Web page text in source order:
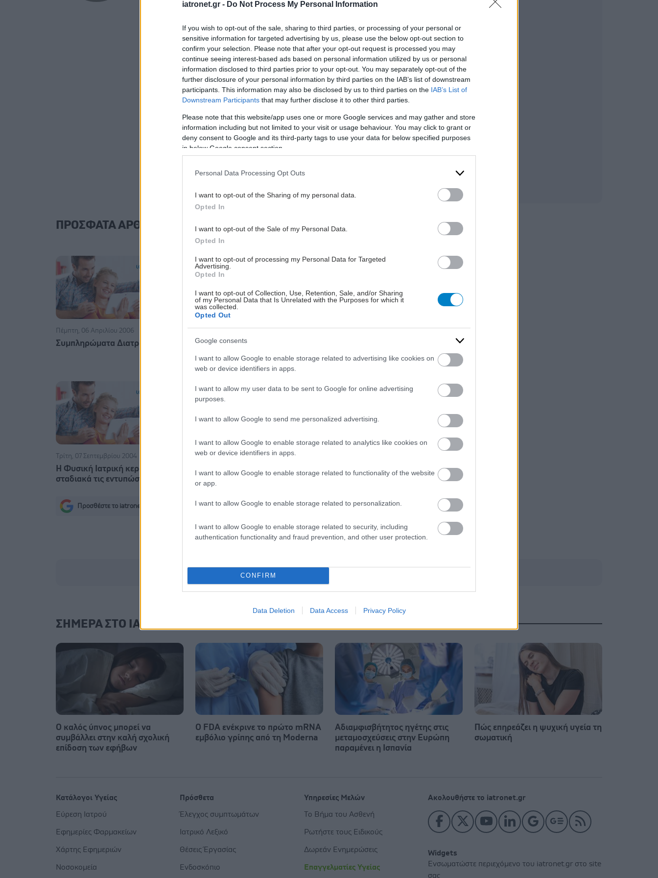
iatronet.gr - Do Not Process My Personal Information
If you wish to opt-out of the sale, sharing to third parties, or processing of your personal or
sensitive information for targeted advertising by us, please use the below opt-out section to
confirm your selection. Please note that after your opt-out request is processed you may
continue seeing interest-based ads based on personal information utilized by us or personal
information disclosed to third parties prior to your opt-out. You may separately opt-out of the
further disclosure of your personal information by third parties on the IAB’s list of downstream
participants. This information may also be disclosed by us to third parties on the IAB’s List of
Downstream Participants that may further disclose it to other third parties.
Please note that this website/app uses one or more Google services and may gather and store
information including but not limited to your visit or usage behaviour. You may click to grant or
deny consent to Google and its third-party tags to use your data for below specified purposes
in below Google consent section.
Personal Data Processing Opt Outs
I want to opt-out of the Sharing of my personal data.
Opted In
I want to opt-out of the Sale of my Personal Data.
Opted In
I want to opt-out of processing my Personal Data for Targeted
Advertising.
Opted In
I want to opt-out of Collection, Use, Retention, Sale, and/or Sharing
of my Personal Data that Is Unrelated with the Purposes for which it
was collected.
Opted Out
Google consents
I want to allow Google to enable storage related to advertising like cookies on
web or device identifiers in apps.
I want to allow my user data to be sent to Google for online advertising
purposes.
I want to allow Google to send me personalized advertising.
I want to allow Google to enable storage related to analytics like cookies on
web or device identifiers in apps.
I want to allow Google to enable storage related to functionality of the website
or app.
I want to allow Google to enable storage related to personalization.
I want to allow Google to enable storage related to security, including
authentication functionality and fraud prevention, and other user protection.
CONFIRM
Data Deletion Data Access Privacy Policy
ΠΡΟΣΦΑΤΑ ΑΡΘΡΑ ΣΥΝΕΡΓΑΤΗ
Πέμπτη, 06 Απριλίου 2006
Συμπληρώματα Διατροφής
Τετάρτη, 01 Δεκεμβρίου 2004
Φυτοθεραπεία
Πέμπτη, 21 Οκτωβρίου 2004
ανθοθεραπεία του δόκτορος
Bach
Τρίτη, 07 Σεπτεμβρίου 2004
Η Φυσική Ιατρική κερδίζει
σταδιακά τις εντυπώσεις
Τετάρτη, 19 Νοεμβρίου 2003
Αρωματοθεραπεία
Το φυσικό φαρμακείο του
σπιτιού
Προσθέστε το iatronet.gr στο Discover
ΣΗΜΕΡΑ ΣΤΟ IATRONET.GR
Ο καλός ύπνος μπορεί να
συμβάλλει στην καλή σχολική
επίδοση των εφήβων
Ο FDA ενέκρινε το πρώτο mRNA
εμβόλιο γρίπης από τη Moderna
Αδιαμφισβήτητος ηγέτης στις
μεταμοσχεύσεις στην Ευρώπη
παραμένει η Ισπανία
Πώς επηρεάζει η ψυχική υγεία τη
σωματική
Ακολουθήστε το iatronet.gr
Widgets
Ενσωματώστε περιεχόμενο του iatronet.gr στο site
σας
Κατάλογοι Υγείας
Εύρεση Ιατρού
Εφημερίες Φαρμακείων
Χάρτης Εφημεριών
Νοσοκομεία
Πρόσθετα
Έλεγχος συμπτωμάτων
Ιατρικό Λεξικό
Θέσεις Έργασίας
Ενδοσκόπιο
Υπηρεσίες Μελών
Το Βήμα του Ασθενή
Ρωτήστε τους Ειδικούς
Δωρεάν Ενημερώσεις
Επαγγελματίες Υγείας